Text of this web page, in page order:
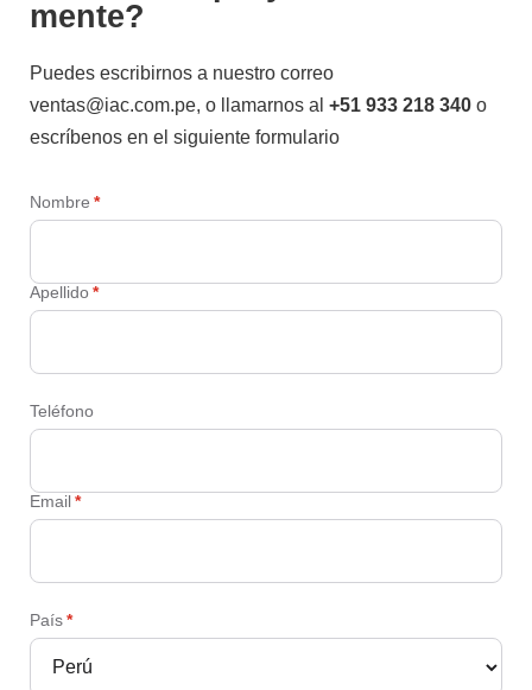
mente?
Puedes escribirnos a nuestro correo
ventas@iac.com.pe, o llamarnos al +51 933 218 340 o
escríbenos en el siguiente formulario
Nombre *
Apellido*
Teléfono
Email*
País*